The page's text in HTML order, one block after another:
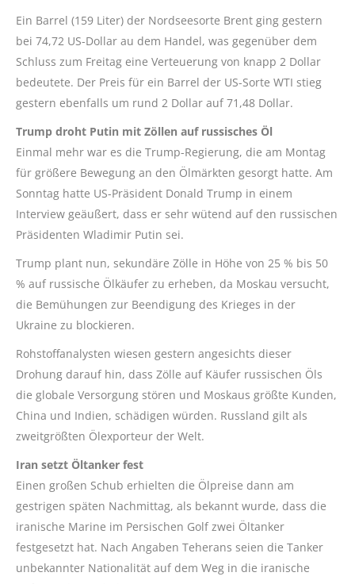
Ein Barrel (159 Liter) der Nordseesorte Brent ging gestern
bei 74,72 US-Dollar au dem Handel, was gegenüber dem
Schluss zum Freitag eine Verteuerung von knapp 2 Dollar
bedeutete. Der Preis für ein Barrel der US-Sorte WTI stieg
gestern ebenfalls um rund 2 Dollar auf 71,48 Dollar.
Trump droht Putin mit Zöllen auf russisches Öl
Einmal mehr war es die Trump-Regierung, die am Montag
für größere Bewegung an den Ölmärkten gesorgt hatte. Am
Sonntag hatte US-Präsident Donald Trump in einem
Interview geäußert, dass er sehr wütend auf den russischen
Präsidenten Wladimir Putin sei.
Trump plant nun, sekundäre Zölle in Höhe von 25 % bis 50
% auf russische Ölkäufer zu erheben, da Moskau versucht,
die Bemühungen zur Beendigung des Krieges in der
Ukraine zu blockieren.
Rohstoffanalysten wiesen gestern angesichts dieser
Drohung darauf hin, dass Zölle auf Käufer russischen Öls
die globale Versorgung stören und Moskaus größte Kunden,
China und Indien, schädigen würden. Russland gilt als
zweitgrößten Ölexporteur der Welt.
Iran setzt Öltanker fest
Einen großen Schub erhielten die Ölpreise dann am
gestrigen späten Nachmittag, als bekannt wurde, dass die
iranische Marine im Persischen Golf zwei Öltanker
festgesetzt hat. Nach Angaben Teherans seien die Tanker
unbekannter Nationalität auf dem Weg in die iranische